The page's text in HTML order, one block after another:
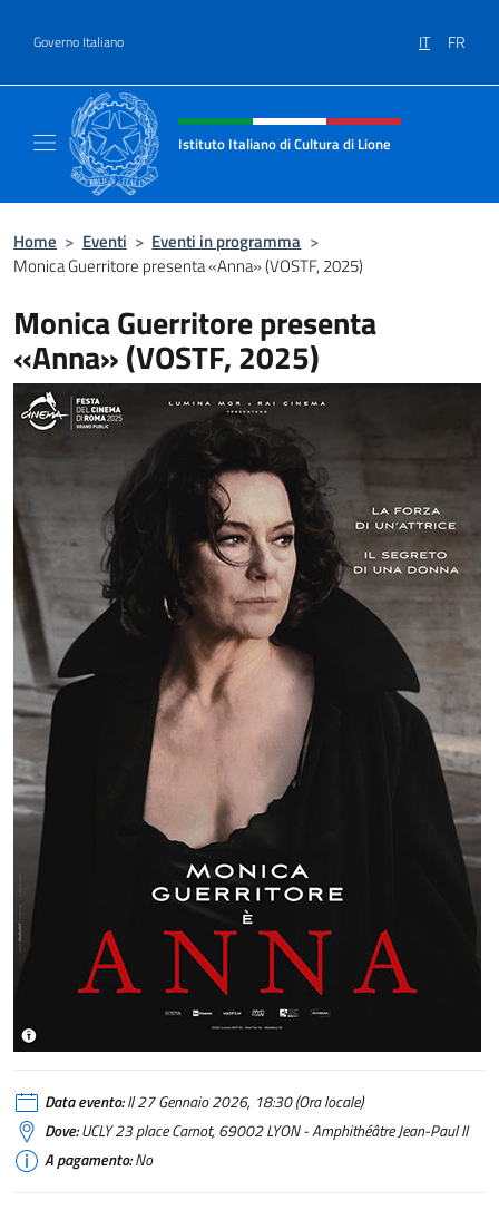
Governo Italiano IT FR
Intestazione sito, social e menù
Istituto Italiano di Cultura di Lione
Home > Eventi > Eventi in programma >
Monica Guerritore presenta «Anna» (VOSTF, 2025)
Monica Guerritore presenta
«Anna» (VOSTF, 2025)
Data evento:Il 27 Gennaio 2026, 18:30 (Ora locale)
Dove:UCLY 23 place Carnot, 69002 LYON - Amphithéâtre Jean-Paul II
A pagamento:No